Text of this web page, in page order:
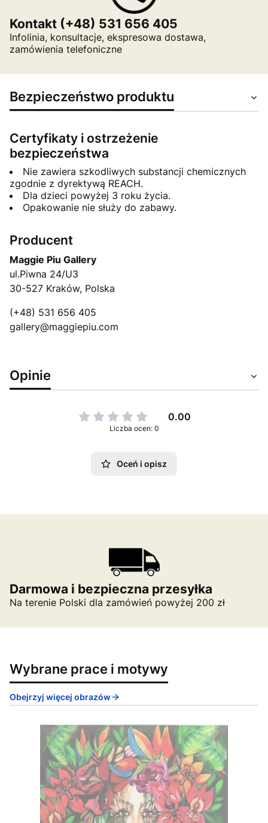
Kontakt (+48) 531 656 405
Infolinia, konsultacje, ekspresowa dostawa,
zamówienia telefoniczne
Bezpieczeństwo produktu
Certyfikaty i ostrzeżenie
bezpieczeństwa
Nie zawiera szkodliwych substancji chemicznych
zgodnie z dyrektywą REACH.
Dla dzieci powyżej 3 roku życia.
Opakowanie nie służy do zabawy.
Producent
Maggie Piu Gallery
ul.Piwna 24/U3
30-527 Kraków, Polska
(+48) 531 656 405
gallery@maggiepiu.com
Opinie
0.00
Liczba ocen: 0
Oceń i opisz
Darmowa i bezpieczna przesyłka
Na terenie Polski dla zamówień powyżej 200 zł
Wybrane prace i motywy
Obejrzyj więcej obrazów